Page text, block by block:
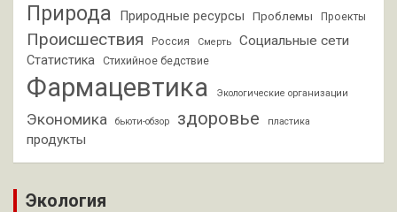
Природа Природные ресурсы Проблемы Проекты
Происшествия Россия Смерть Социальные сети
Статистика Стихийное бедствие
Фармацевтика Экологические организации
Экономика бьюти-обзор здоровье пластика
продукты
Экология